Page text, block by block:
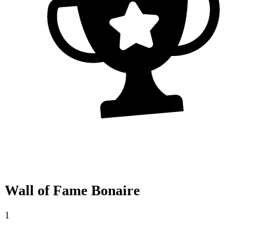
Wall of Fame Bonaire
1